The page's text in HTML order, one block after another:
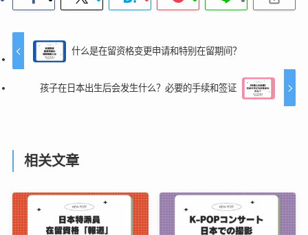
什么是在留资格变更申请和特别在留期间？
孩子在日本出生后会发生什么？必要的手续和签证
相关文章